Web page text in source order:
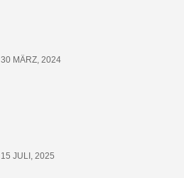
30 MÄRZ, 2024
15 JULI, 2025